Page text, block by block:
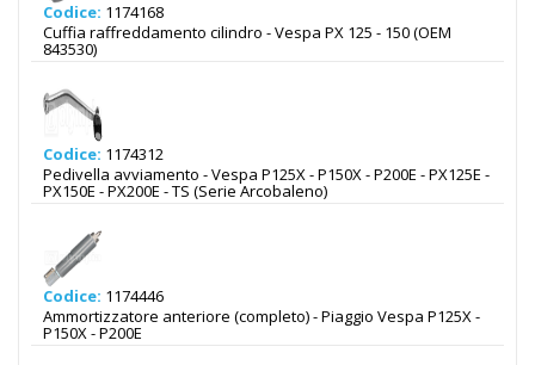
Codice: 1174168
Cuffia raffreddamento cilindro - Vespa PX 125 - 150 (OEM
843530)
Codice: 1174312
Pedivella avviamento - Vespa P125X - P150X - P200E - PX125E -
PX150E - PX200E - TS (Serie Arcobaleno)
Codice: 1174446
Ammortizzatore anteriore (completo) - Piaggio Vespa P125X -
P150X - P200E